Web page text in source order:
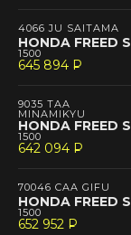
4066 JU SAITAMA
HONDA FREED
1500
645 894 P
--
9035 TAA
MINAMIKYU
HONDA FREED
1500
642 094 P
--
70046 CAA GIFU
HONDA FREED
1500
652 952 P
--